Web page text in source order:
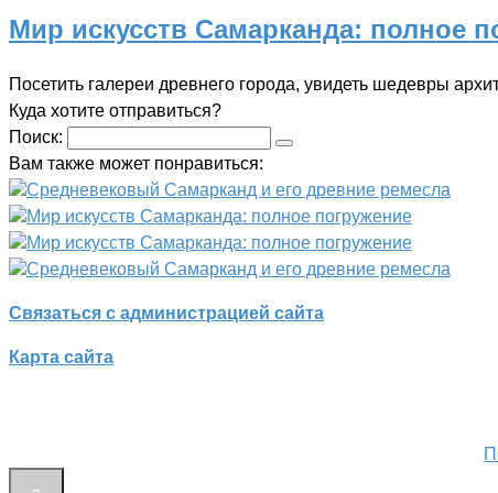
Мир искусств Самарканда: полное
Посетить галереи древнего города, увидеть шедевры
Куда хотите отправиться?
Поиск:
Вам также может понравиться:
Средневековый Самарканд и его древние ремесла
Мир искусств Самарканда: полное погружение
Мир искусств Самарканда: полное погружение
Средневековый Самарканд и его древние ремесла
Связаться с администрацией сайта
Карта сайта